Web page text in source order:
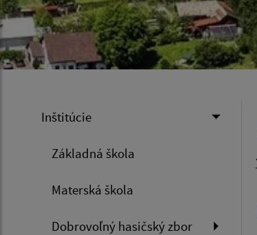
Inštitúcie
Základná škola
Materská škola
Dobrovoľný hasičský zbor